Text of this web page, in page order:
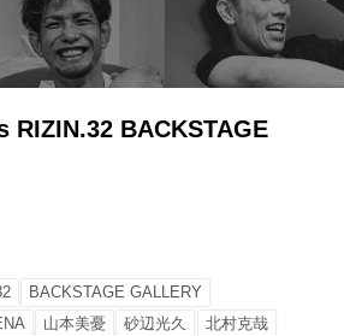
RIZIN.32 BACKSTAGE
BACKSTAGE GALLERY
山本美憂 砂辺光久
北村克哉